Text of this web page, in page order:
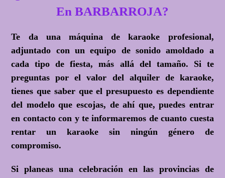
En BARBARROJA?
Te da una máquina de karaoke profesional,
adjuntado con un equipo de sonido amoldado a
cada tipo de fiesta, más allá del tamaño. Si te
preguntas por el valor del alquiler de karaoke,
tienes que saber que el presupuesto es dependiente
del modelo que escojas, de ahí que, puedes entrar
en contacto con y te informaremos de cuanto cuesta
rentar un karaoke sin ningún género de
compromiso.
Si planeas una celebración en las provincias de